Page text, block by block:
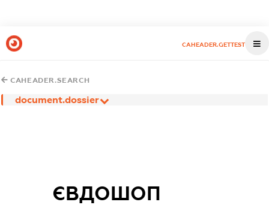
CAHEADER.GETTEST
CAHEADER.SEARCH
document.dossier
ЄВДОШОП